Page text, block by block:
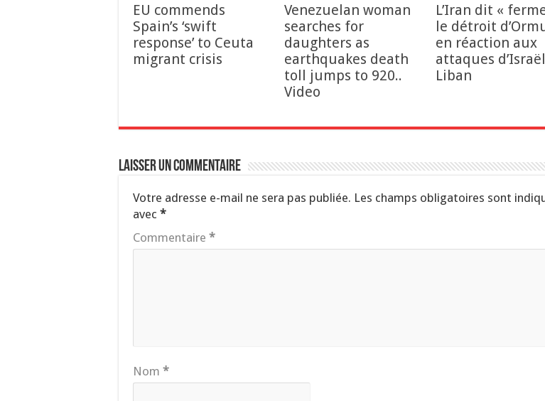
EU commends
Spain’s ‘swift
response’ to Ceuta
migrant crisis
Venezuelan woman
searches for
daughters as
earthquakes death
toll jumps to 920..
Video
L’Iran dit «
le détroit
en réaction aux
attaques
Liban
Laisser un commentaire
Votre adresse e-mail ne sera pas publiée. Les champs obligatoires sont
avec *
Commentaire *
Nom *